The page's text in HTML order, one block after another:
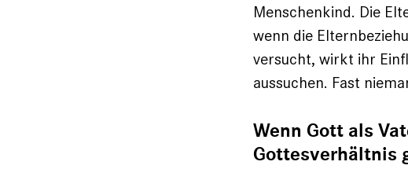
Menschenkind. Die
wenn die
versucht, wirkt ihr
aussuchen. Fast
Wenn Gott als
Gottesverhältnis